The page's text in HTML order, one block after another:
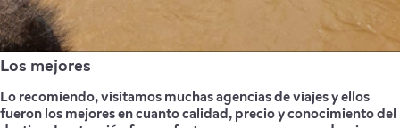
Los mejores
Lo recomiendo, visitamos muchas agencias de viajes y ellos
fueron los mejores en cuanto calidad, precio y conocimiento del